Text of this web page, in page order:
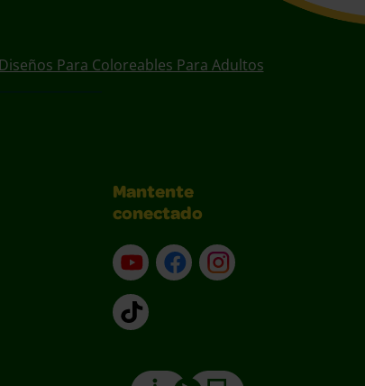
Diseños Para Coloreables Para Adultos
Mantente
conectado
YouTube (en inglés)
Facebook (en inglés)
Instagram (en
TikTok